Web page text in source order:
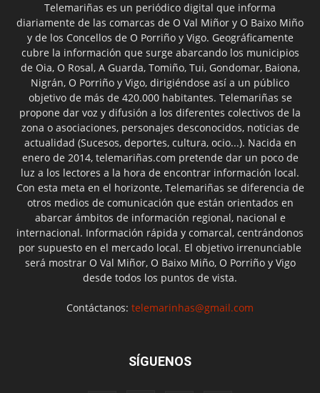
Telemariñas es un periódico digital que informa
diariamente de las comarcas de O Val Miñor y O Baixo Miño
y de los Concellos de O Porriño y Vigo. Geográficamente
cubre la información que surge abarcando los municipios
de Oia, O Rosal, A Guarda, Tomiño, Tui, Gondomar, Baiona,
Nigrán, O Porriño y Vigo, dirigiéndose así a un público
objetivo de más de 420.000 habitantes. Telemariñas se
propone dar voz y difusión a los diferentes colectivos de la
zona o asociaciones, personajes desconocidos, noticias de
actualidad (Sucesos, deportes, cultura, ocio...). Nacida en
enero de 2014, telemariñas.com pretende dar un poco de
luz a los lectores a la hora de encontrar información local.
Con esta meta en el horizonte, Telemariñas se diferencia de
otros medios de comunicación que están orientados en
abarcar ámbitos de información regional, nacional e
internacional. Información rápida y comarcal, centrándonos
por supuesto en el mercado local. El objetivo irrenunciable
será mostrar O Val Miñor, O Baixo Miño, O Porriño y Vigo
desde todos los puntos de vista.
Contáctanos: telemarinhas@gmail.com
SÍGUENOS